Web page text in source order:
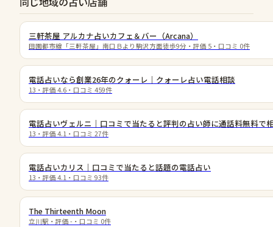
三軒茶屋 アルカナ占いカフェ＆バー（Arcana）
田園都市線「三軒茶屋」南口Ｂより駒沢方面徒歩9分 ・評価 5 ・口コミ 0件
電話占いなら創業26年のクォーレ｜クォーレ占い電話相談
13 ・評価 4.6 ・口コミ 459件
電話占いヴェルニ｜口コミで当たると評判の占い師に通話料無料で
13 ・評価 4.1 ・口コミ 27件
電話占いカリス｜口コミで当たると話題の電話占い
13 ・評価 4.1 ・口コミ 93件
The Thirteenth Moon
立川駅 ・評価 - ・口コミ 0件